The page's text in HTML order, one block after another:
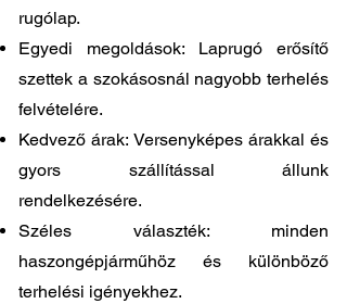
rugólap.
Egyedi megoldások: Laprugó erősítő
szettek a szokásosnál nagyobb terhelés
felvételére.
Kedvező árak: Versenyképes árakkal és
gyors szállítással állunk
rendelkezésére.
Széles választék: minden
haszongépjárműhöz és különböző
terhelési igényekhez.